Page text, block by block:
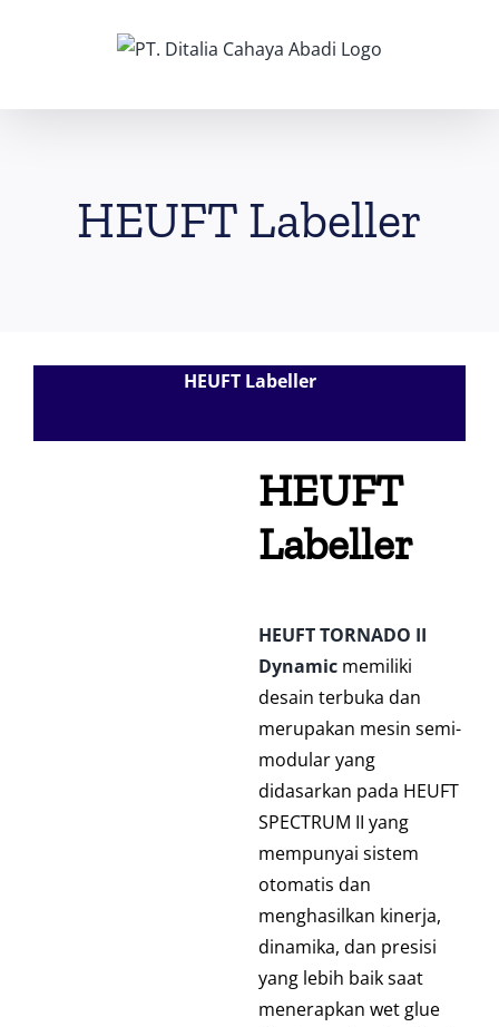
HEUFT Labeller
HEUFT Labeller
HEUFT
Labeller
HEUFT TORNADO II
Dynamicmemiliki
desain terbuka dan
merupakan mesin semi-
modular yang
didasarkan pada HEUFT
SPECTRUM II yang
mempunyai sistem
otomatis dan
menghasilkan kinerja,
dinamika, dan presisi
yang lebih baik saat
menerapkan wet glue